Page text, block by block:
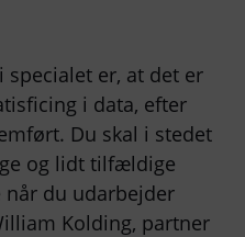
specialet er, at det er
i data, efter
Du skal i stedet
og lidt tilfældige
når du udarbejder
Kolding, partner